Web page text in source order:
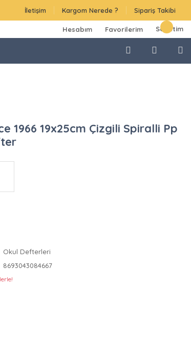
İletişim Kargom Nerede ? Sipariş Takibi
Hesabım Favorilerim Sepetim
1966 19x25cm Çizgili Spiralli Pp
Okul Defterleri
8693043084667